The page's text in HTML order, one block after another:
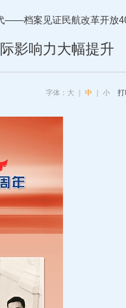
——档案见证民航改革开放
影响力大幅提升
字体： 大 中 小 打